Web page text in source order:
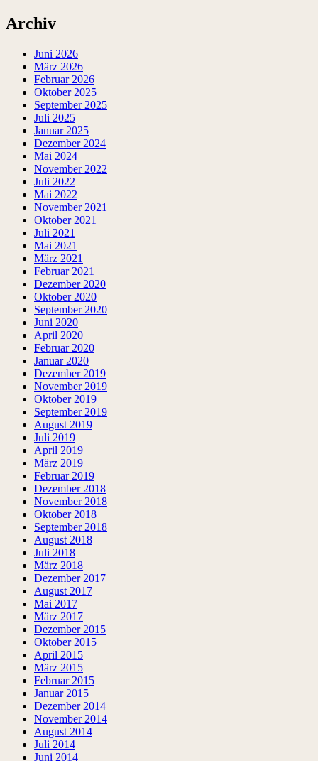
Archiv
Juni 2026
März 2026
Februar 2026
Oktober 2025
September 2025
Juli 2025
Januar 2025
Dezember 2024
Mai 2024
November 2022
Juli 2022
Mai 2022
November 2021
Oktober 2021
Juli 2021
Mai 2021
März 2021
Februar 2021
Dezember 2020
Oktober 2020
September 2020
Juni 2020
April 2020
Februar 2020
Januar 2020
Dezember 2019
November 2019
Oktober 2019
September 2019
August 2019
Juli 2019
April 2019
März 2019
Februar 2019
Dezember 2018
November 2018
Oktober 2018
September 2018
August 2018
Juli 2018
März 2018
Dezember 2017
August 2017
Mai 2017
März 2017
Dezember 2015
Oktober 2015
April 2015
März 2015
Februar 2015
Januar 2015
Dezember 2014
November 2014
August 2014
Juli 2014
Juni 2014